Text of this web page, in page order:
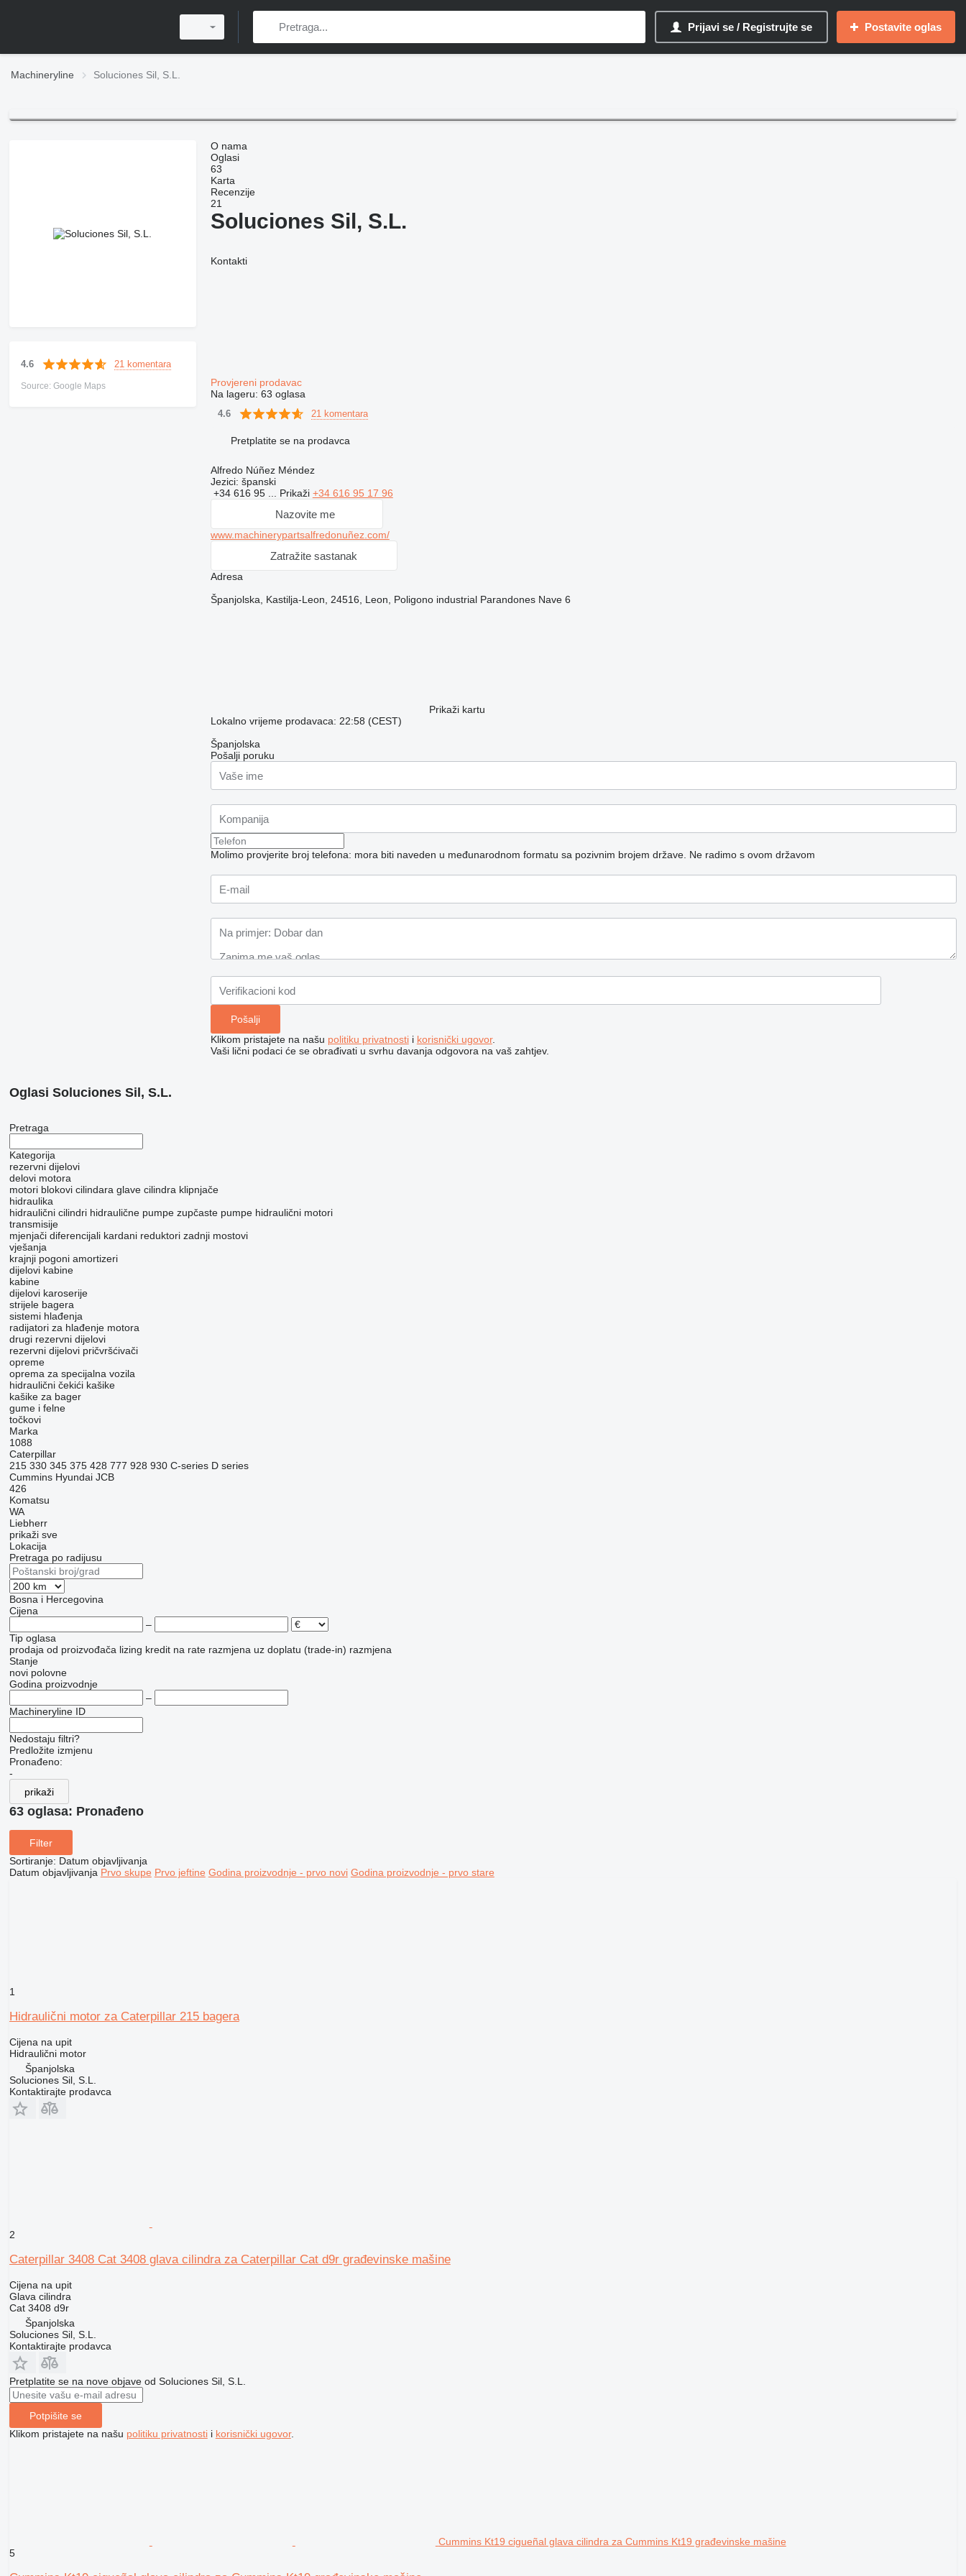
Prijavi se / Registrujte se Postavite oglas
Machineryline Soluciones Sil, S.L.
4.6 21 komentara
Source: Google Maps
O nama
Oglasi
63
Karta
Recenzije
21
Soluciones Sil, S.L.
Kontakti
Provjereni prodavac
Na lageru: 63 oglasa
4.6 21 komentara
Pretplatite se na prodavca
Alfredo Núñez Méndez
Jezici: španski
+34 616 95 ... Prikaži +34 616 95 17 96
Nazovite me
www.machinerypartsalfredonuñez.com/
Zatražite sastanak
Adresa
Španjolska, Kastilja-Leon, 24516, Leon, Poligono industrial Parandones Nave 6
Prikaži kartu
Lokalno vrijeme prodavaca: 22:58 (CEST)
Španjolska
Pošalji poruku
Molimo provjerite broj telefona: mora biti naveden u međunarodnom formatu sa pozivnim brojem države. Ne radimo s ovom državom
Klikom pristajete na našu politiku privatnostii korisnički ugovor.
Vaši lični podaci će se obrađivati ​​u svrhu davanja odgovora na vaš zahtjev.
Oglasi Soluciones Sil, S.L.
Pretraga
Kategorija
rezervni dijelovi
delovi motora
motori blokovi cilindara glave cilindra klipnjače
hidraulika
hidraulični cilindri hidraulične pumpe zupčaste pumpe hidraulični motori
transmisije
mjenjači diferencijali kardani reduktori zadnji mostovi
vješanja
krajnji pogoni amortizeri
dijelovi kabine
kabine
dijelovi karoserije
strijele bagera
sistemi hlađenja
radijatori za hlađenje motora
drugi rezervni dijelovi
rezervni dijelovi pričvršćivači
opreme
oprema za specijalna vozila
hidraulični čekići kašike
kašike za bager
gume i felne
točkovi
Marka
1088
Caterpillar
215 330 345 375 428 777 928 930 C-series D series
Cummins Hyundai JCB
426
Komatsu
WA
Liebherr
prikaži sve
Lokacija
Pretraga po radijusu
Bosna i Hercegovina
Cijena
–
Tip oglasa
prodaja od proizvođača lizing kredit na rate razmjena uz doplatu (trade-in) razmjena
Stanje
novi polovne
Godina proizvodnje
–
Machineryline ID
Nedostaju filtri?
Predložite izmjenu
Pronađeno:
-
prikaži
63 oglasa: Pronađeno
Filter
Sortiranje: Datum objavljivanja
Datum objavljivanja Prvo skupe Prvo jeftine Godina proizvodnje - prvo novi Godina proizvodnje - prvo stare
1
Hidraulični motor za Caterpillar 215 bagera
Cijena na upit
Hidraulični motor
Španjolska
Soluciones Sil, S.L.
Kontaktirajte prodavca
2
Caterpillar 3408 Cat 3408 glava cilindra za Caterpillar Cat d9r građevinske mašine
Cijena na upit
Glava cilindra
Cat 3408 d9r
Španjolska
Soluciones Sil, S.L.
Kontaktirajte prodavca
Pretplatite se na nove objave od Soluciones Sil, S.L.
Potpišite se
Klikom pristajete na našu politiku privatnostii korisnički ugovor.
Cummins Kt19 cigueñal glava cilindra za Cummins Kt19 građevinske mašine
5